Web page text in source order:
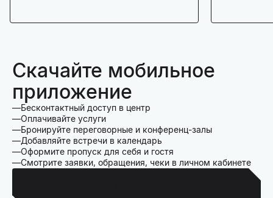
Скачайте мобильное
приложение
Бесконтактный доступ в центр
Оплачивайте услуги
Бронируйте переговорные и конференц-залы
Добавляйте встречи в календарь
Оформите пропуск для себя и гостя
Смотрите заявки, обращения, чеки в личном кабинете